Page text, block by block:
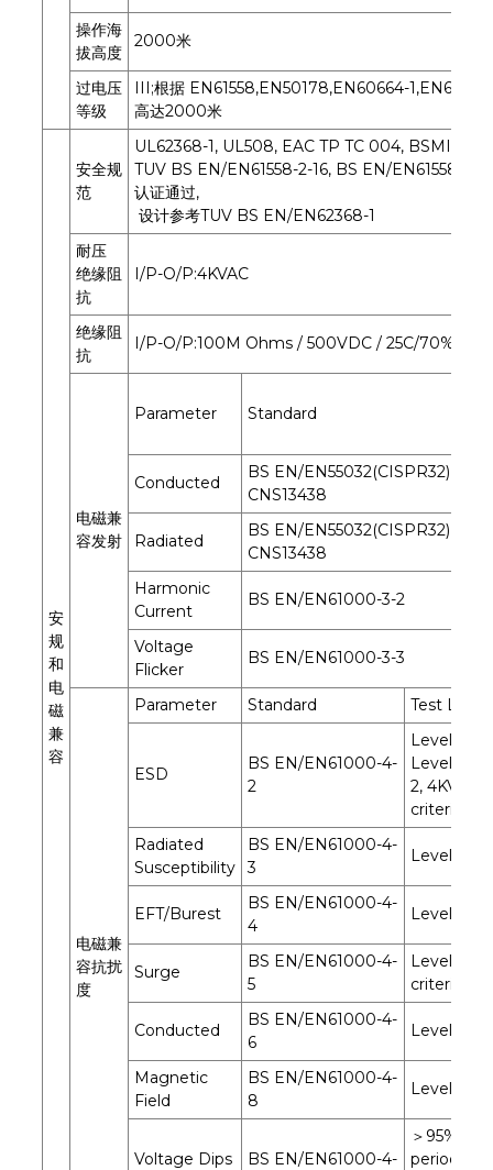
操作海
拔高度
2000米
过电压
等级
III;根据 EN61558,EN50178,EN60664-
高达2000米
安
规
和
电
磁
兼
容
安全规
范
UL62368-1, UL508, EAC TP TC 004, BSMI
TUV BS EN/EN61558-2-16, BS EN/EN61558-1,
认证通过,
设计参考TUV BS EN/EN62368-1
耐压
绝缘阻
抗
I/P-O/P:4KVAC
绝缘阻
抗
I/P-O/P:100M Ohms / 500VDC / 25C/70% RH
电磁兼
容发射
Parameter Standard
Conducted
BS EN/EN55032(CISPR32),
CNS13438
Radiated
BS EN/EN55032(CISPR32),
CNS13438
Harmonic
Current
BS EN/EN61000-3-2
Voltage
Flicker
BS EN/EN61000-3-3
电磁兼
容抗扰
度
Parameter Standard Test
ESD
BS EN/EN61000-4-
2
Level 3,
Level
2, 4KV
criteria A
Radiated
Susceptibility
BS EN/EN61000-4-
3
Level 3,
EFT/Burest
BS EN/EN61000-4-
4
Level 3,
Surge
BS EN/EN61000-4-
5
Level
criteria A
Conducted
BS EN/EN61000-4-
6
Level 3,
Magnetic
Field
BS EN/EN61000-4-
8
Level 4,
Voltage Dips
BS EN/EN61000-4-
＞95% dip
periods,